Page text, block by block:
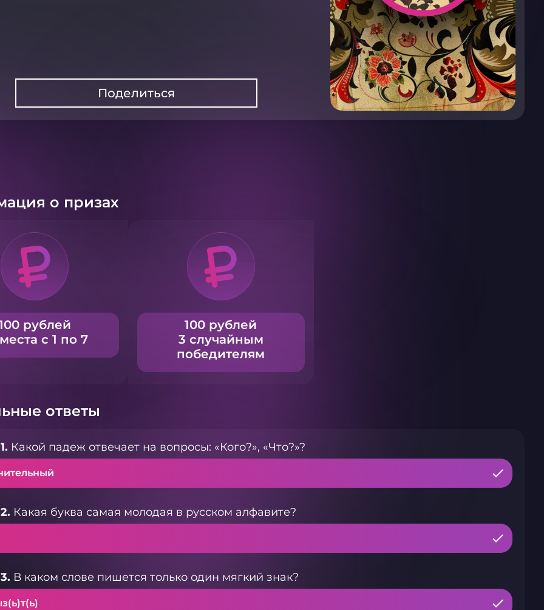
Поделиться
о призах
рублей
с 1 по 7
100 рублей
3 случайным
победителям
ответы
Какой падеж отвечает на вопросы: «Кого?», «Что?»?
Какая буква самая молодая в русском алфавите?
В каком слове пишется только один мягкий знак?